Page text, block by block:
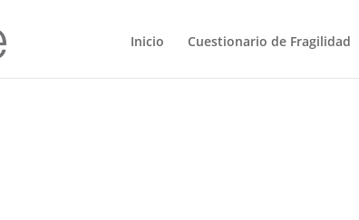
Inicio Cuestionario de Fragilidad